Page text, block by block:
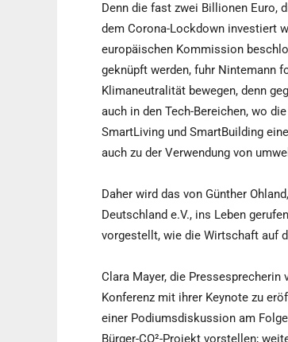
Denn die fast zwei Billionen Euro,
dem Corona-Lockdown investiert
europäischen Kommission
geknüpft werden, fuhr Nintemann
Klimaneutralität bewegen, denn
auch in den Tech-Bereichen, wo
SmartLiving und SmartBuilding
auch zu der Verwendung von
Daher wird das von Günther
Deutschland e.V., ins Leben
vorgestellt, wie die Wirtschaft auf
Clara Mayer, die Pressesprecherin
Konferenz mit ihrer Keynote zu
einer Podiumsdiskussion am
Bürger-CO²-Projekt vorstellen;